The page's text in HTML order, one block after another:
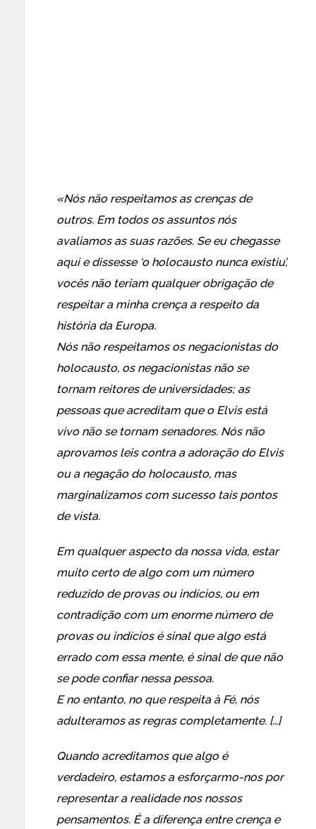
«Nós não respeitamos as crenças de
outros. Em todos os assuntos nós
avaliamos as suas razões. Se eu chegasse
aqui e dissesse ‘o holocausto nunca existiu’,
vocês não teriam qualquer obrigação de
respeitar a minha crença a respeito da
história da Europa.
Nós não respeitamos os negacionistas do
holocausto, os negacionistas não se
tornam reitores de universidades; as
pessoas que acreditam que o Elvis está
vivo não se tornam senadores. Nós não
aprovamos leis contra a adoração do Elvis
ou a negação do holocausto, mas
marginalizamos com sucesso tais pontos
de vista.
Em qualquer aspecto da nossa vida, estar
muito certo de algo com um número
reduzido de provas ou indícios, ou em
contradição com um enorme número de
provas ou indícios é sinal que algo está
errado com essa mente, é sinal de que não
se pode confiar nessa pessoa.
E no entanto, no que respeita à Fé, nós
adulteramos as regras completamente. […]
Quando acreditamos que algo é
verdadeiro, estamos a esforçarmo-nos por
representar a realidade nos nossos
pensamentos. É a diferença entre crença e